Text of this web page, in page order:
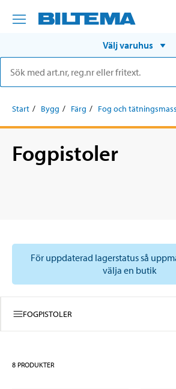
Välj varuhus
Start Bygg Färg Fog och
Fogpistoler
För uppdaterad lagerstatus så
välja en butik
FOGPISTOLER
8 PRODUKTER